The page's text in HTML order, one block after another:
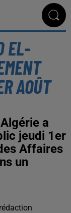
EL-
AOÛT
a
jeudi 1er
Affaires
un